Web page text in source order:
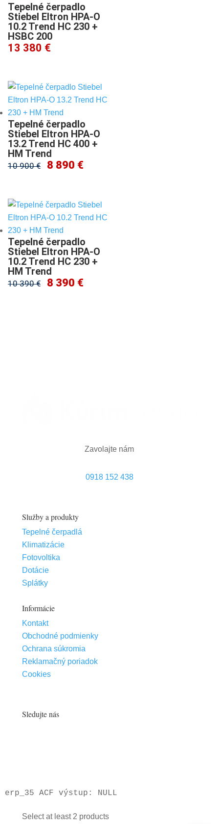
Tepelné čerpadlo
Stiebel Eltron HPA-O
10.2 Trend HC 230 +
HSBC 200
13 380 €
Tepelné čerpadlo
Stiebel Eltron HPA-O
13.2 Trend HC 400 +
HM Trend
10 900 € 8 890 €
Tepelné čerpadlo
Stiebel Eltron HPA-O
10.2 Trend HC 230 +
HM Trend
10 390 € 8 390 €
Zavolajte nám
0918 152 438
Služby a produkty
Tepelné čerpadlá
Klimatizácie
Fotovoltika
Dotácie
Splátky
Informácie
Kontakt
Obchodné podmienky
Ochrana súkromia
Reklamačný poriadok
Cookies
Sledujte nás
Select at least 2 products